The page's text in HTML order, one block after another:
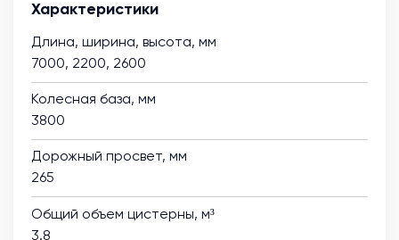
Характеристики
Длина, ширина, высота, мм
7000, 2200, 2600
Колесная база, мм
3800
Дорожный просвет, мм
265
Общий объем цистерны, м³
3.8